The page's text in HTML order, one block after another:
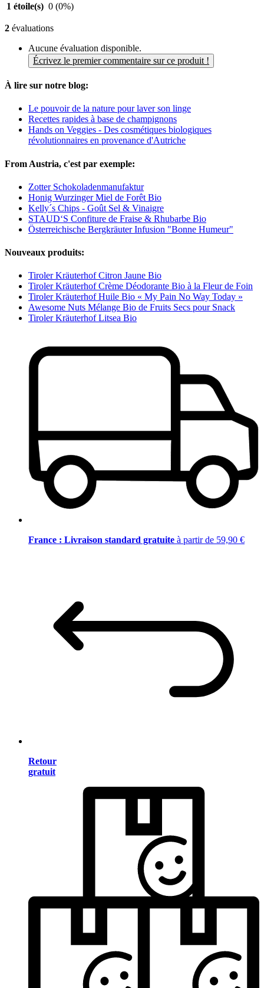
1 étoile(s) 0 (0%)
2 évaluations
Aucune évaluation disponible.
Écrivez le premier commentaire sur ce produit !
À lire sur notre blog:
Le pouvoir de la nature pour laver son linge
Recettes rapides à base de champignons
Hands on Veggies - Des cosmétiques biologiques
révolutionnaires en provenance d'Autriche
From Austria, c'est par exemple:
Zotter Schokoladenmanufaktur
Honig Wurzinger Miel de Forêt Bio
Kelly´s Chips - Goût Sel & Vinaigre
STAUD‘S Confiture de Fraise & Rhubarbe Bio
Österreichische Bergkräuter Infusion "Bonne Humeur"
Nouveaux produits:
Tiroler Kräuterhof Citron Jaune Bio
Tiroler Kräuterhof Crème Déodorante Bio à la Fleur de Foin
Tiroler Kräuterhof Huile Bio « My Pain No Way Today »
Awesome Nuts Mélange Bio de Fruits Secs pour Snack
Tiroler Kräuterhof Litsea Bio
France : Livraison standard gratuite à partir de 59,90 €
Retour
gratuit